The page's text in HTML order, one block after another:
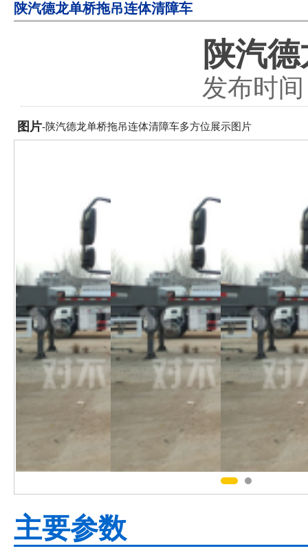
陕汽德龙单桥拖吊连体清障车
陕汽
发布时
图片-陕汽德龙单桥拖吊连体清障车多方位展示图片
主要参数